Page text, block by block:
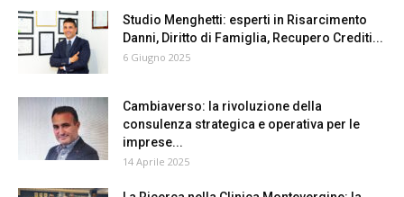
Studio Menghetti: esperti in Risarcimento
Danni, Diritto di Famiglia, Recupero Crediti...
6 Giugno 2025
Cambiaverso: la rivoluzione della
consulenza strategica e operativa per le
imprese...
14 Aprile 2025